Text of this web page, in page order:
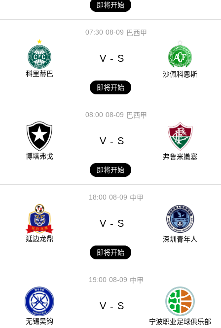
即将开始
08-09
07:30 巴西甲
科里蒂巴
V - S
沙佩科恩斯
即将开始
08-09
08:00 巴西甲
博塔弗戈
V - S
弗鲁米嫩塞
即将开始
08-09
18:00 中甲
延边龙鼎
V - S
深圳青年人
即将开始
08-09
19:00 中甲
无锡吴钩
V - S
宁波职业足球俱乐部